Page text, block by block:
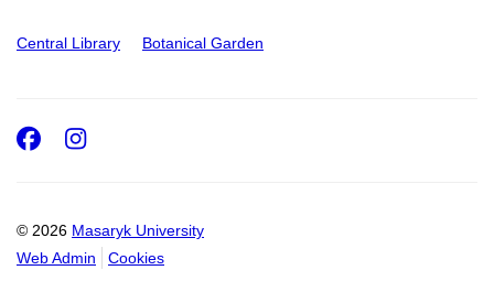
Central Library Botanical Garden
© 2026 Masaryk University
Web Admin
Cookies
Facebook
Instagram